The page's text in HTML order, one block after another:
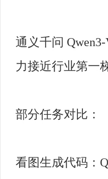
通义千问
力接近行业第一
部分任务对比：
看图生成代码：